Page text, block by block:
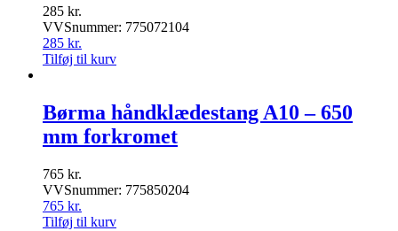
285 kr.
VVSnummer: 775072104
285 kr.
Tilføj til kurv
Børma håndklædestang A10 – 650
mm forkromet
765 kr.
VVSnummer: 775850204
765 kr.
Tilføj til kurv